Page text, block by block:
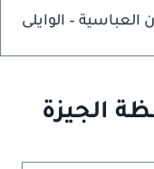
العباسية – الوايلى
الجيزة